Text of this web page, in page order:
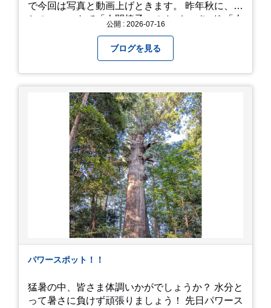
で今回は写真と動画上げときます。 昨年秋に、娘
とのユニットで「人間椅子」のカバーバンド 「人
画にしており、娘のファンからもアップしてくれ
ッ！」とされているので ここだけの公開としま
す。 非常に暑苦しいのでご観覧される方は、ご注
意くださいませ。 では、熱中症に気を付けて、お
過ごしください。
https://youtu.be/QWVP8qzpsUE
公開 : 2026-07-16
ブログを見る
パワースポット！！
猛暑の中、皆さま体調いかがでしょうか？ 水分と
って暑さに負けず頑張りましょう！ 先日パワース